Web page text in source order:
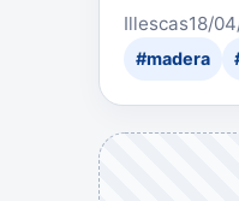
Illescas18/
#madera